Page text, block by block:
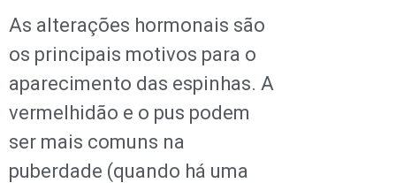
As alterações hormonais são
os principais motivos para o
aparecimento das espinhas. A
vermelhidão e o pus podem
ser mais comuns na
puberdade (quando há uma